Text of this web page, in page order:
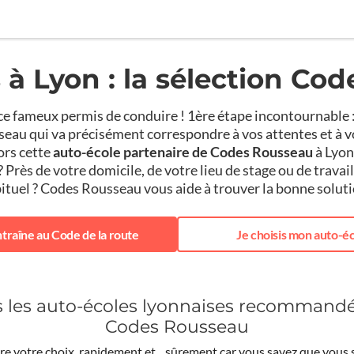
Lyon : la sélection
fameux permis de conduire ! 1ère étape incontournable
qui va précisément correspondre à vos attentes et à
cetteauto-école partenaire de Codes Rousseauà
de votre domicile, de votre lieu de stage ou de
? Codes Rousseau vous aide à trouver la bonne
au Code de la route Je choisis mon auto-
les auto-écoles lyonnaises
Codes Rousseau